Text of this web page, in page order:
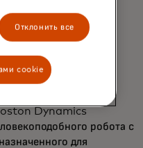
инноваций
Dynamics
робота с
для
Отклонить все
cookie